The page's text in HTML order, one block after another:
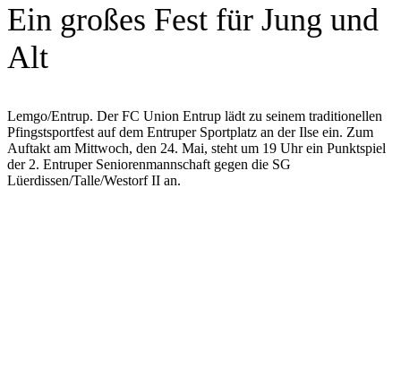
Ein großes Fest für Jung und
Alt
Lemgo/Entrup. Der FC Union Entrup lädt zu seinem traditionellen
Pfingstsportfest auf dem Entruper Sportplatz an der Ilse ein. Zum
Auftakt am Mittwoch, den 24. Mai, steht um 19 Uhr ein Punktspiel
der 2. Entruper Seniorenmannschaft gegen die SG
Lüerdissen/Talle/Westorf II an.